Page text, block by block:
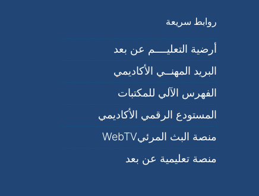
روابط سريعة
أرضية التعليــــم عن بعد
البريد المهنــي اﻷكاديمي
الفهرس الآلي للمكتبات
المستودع الرقمي الأكاديمي
منصة البث المرئيWebTV
منصة تعليمية عن بعد